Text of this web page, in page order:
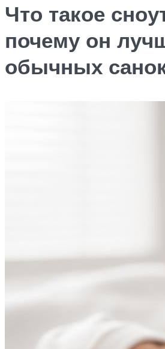
Что такое
почему он
обычных